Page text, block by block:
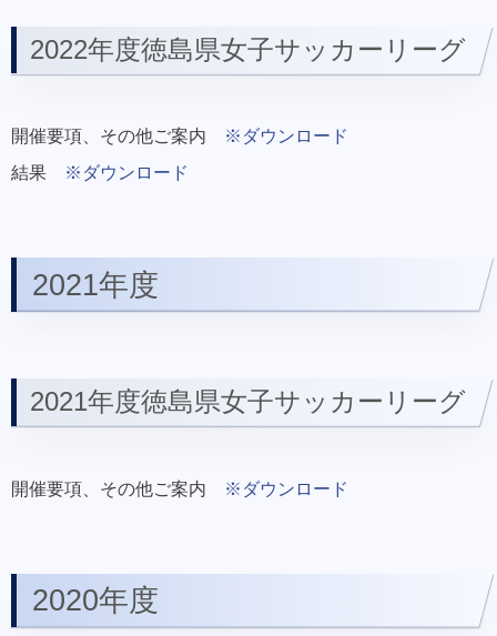
2022年度徳島県女子サッカーリーグ
開催要項、その他ご案内
※ダウンロード
結果
※ダウンロード
2021年度
2021年度徳島県女子サッカーリーグ
開催要項、その他ご案内 ※ダウンロード
2020年度